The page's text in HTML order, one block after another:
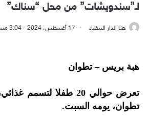
لـ”سندويشات” من محل “سناك”
هنا الدار البيضاء 17 أغسطس، 2024 - 3:04 مساءً
هبة بريس – تطوان
تعرض حوالي 20 طفلا
تطوان، يومه السبت.